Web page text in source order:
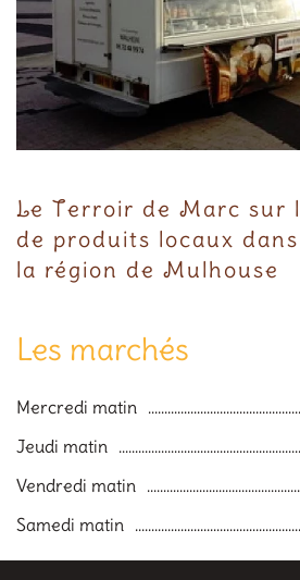
Le Terroir de Marc sur
de produits locaux
la région de Mulhouse
Les marchés
Mercredi matin
Jeudi matin
Vendredi matin
Samedi matin